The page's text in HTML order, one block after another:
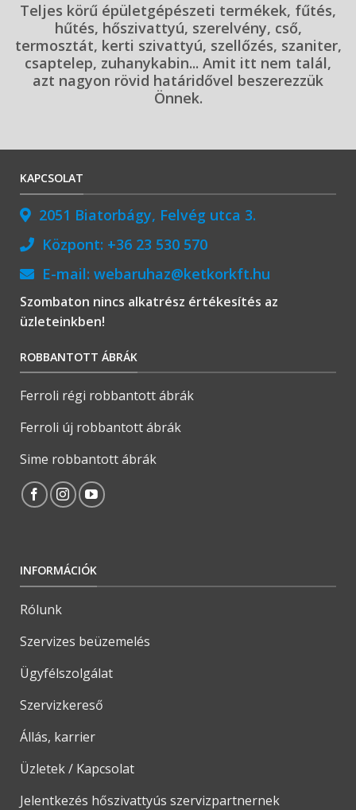
Teljes körű épületgépészeti termékek, fűtés,
hűtés, hőszivattyú, szerelvény, cső,
termosztát, kerti szivattyú, szellőzés, szaniter,
csaptelep, zuhanykabin... Amit itt nem talál,
azt nagyon rövid határidővel beszerezzük
Önnek.
KAPCSOLAT
2051 Biatorbágy, Felvég utca 3.
Központ: +36 23 530 570
E-mail: webaruhaz@ketkorkft.hu
Szombaton nincs alkatrész értékesítés az
üzleteinkben!
ROBBANTOTT ÁBRÁK
Ferroli régi robbantott ábrák
Ferroli új robbantott ábrák
Sime robbantott ábrák
INFORMÁCIÓK
Rólunk
Szervizes beüzemelés
Ügyfélszolgálat
Szervizkereső
Állás, karrier
Üzletek / Kapcsolat
Jelentkezés hőszivattyús szervizpartnernek